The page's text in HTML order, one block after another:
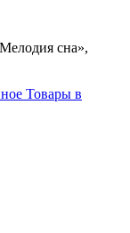
сна»,
Товары в